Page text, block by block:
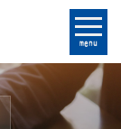
menu